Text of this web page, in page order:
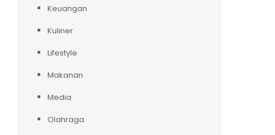
Keuangan
Kuliner
Lifestyle
Makanan
Media
Olahraga